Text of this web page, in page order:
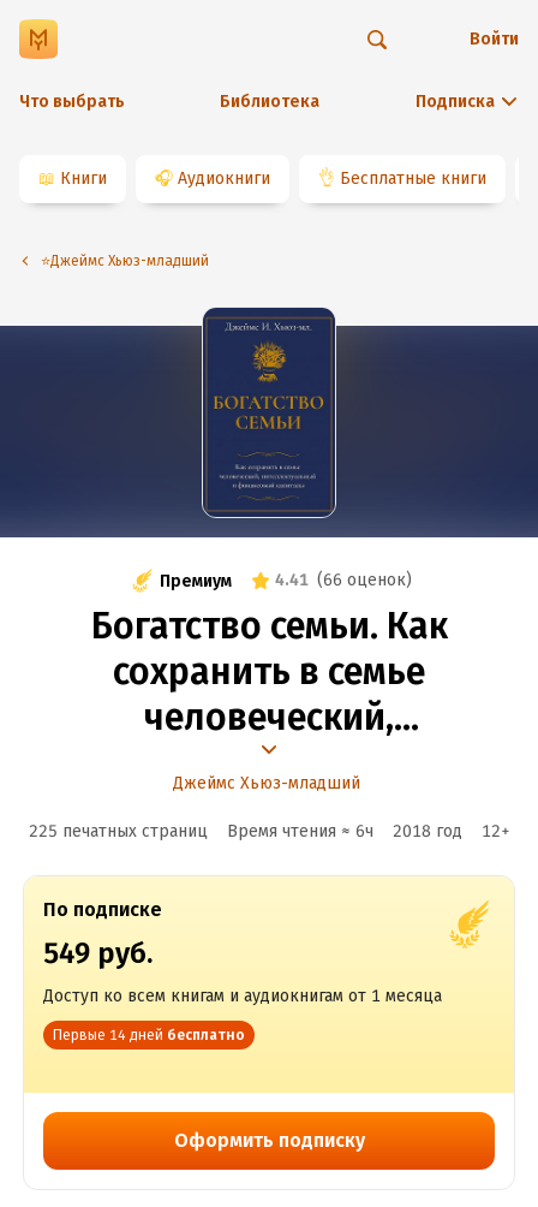
Что выбрать Библиотека Подписка
Войти
📖 Книги 🎧 Аудиокниги 👌 Бесплатные книги
⭐️Джеймс Хьюз-младший
Премиум 4.41 (66 оценок)
Богатство семьи. Как
сохранить в семье
человеческий,
интеллектуальный
Джеймс Хьюз-младший
225 печатных страниц Время чтения ≈ 6ч 2018 год 12+
По подписке
549 руб.
Доступ ко всем книгам и аудиокнигам от 1 месяца
Первые 14 дней бесплатно
Оформить подписку